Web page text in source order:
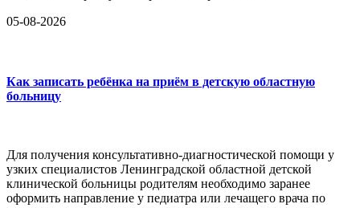
05-08-2026
Как записать ребёнка на приём в детскую областную
больницу
Для получения консультативно-диагностической помощи у
узких специалистов Ленинградской областной детской
клинической больницы родителям необходимо заранее
оформить направление у педиатра или лечащего врача по